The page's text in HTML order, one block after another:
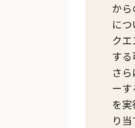
か
に
ク
す
さ
ー
を
り